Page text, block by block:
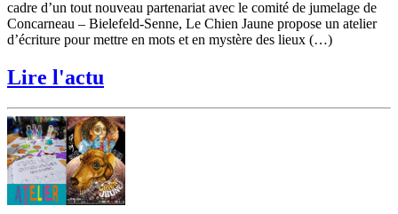
cadre d’un tout nouveau partenariat avec le comité de jumelage de
Concarneau – Bielefeld-Senne, Le Chien Jaune propose un atelier
d’écriture pour mettre en mots et en mystère des lieux (…)
Lire l'actu